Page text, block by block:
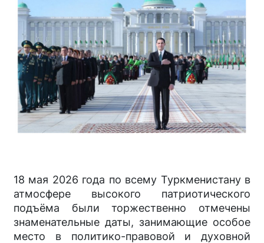
18 мая 2026 года по всему Туркменистану в
атмосфере высокого патриотического
подъёма были торжественно отмечены
знаменательные даты, занимающие особое
место в политико-правовой и духовной